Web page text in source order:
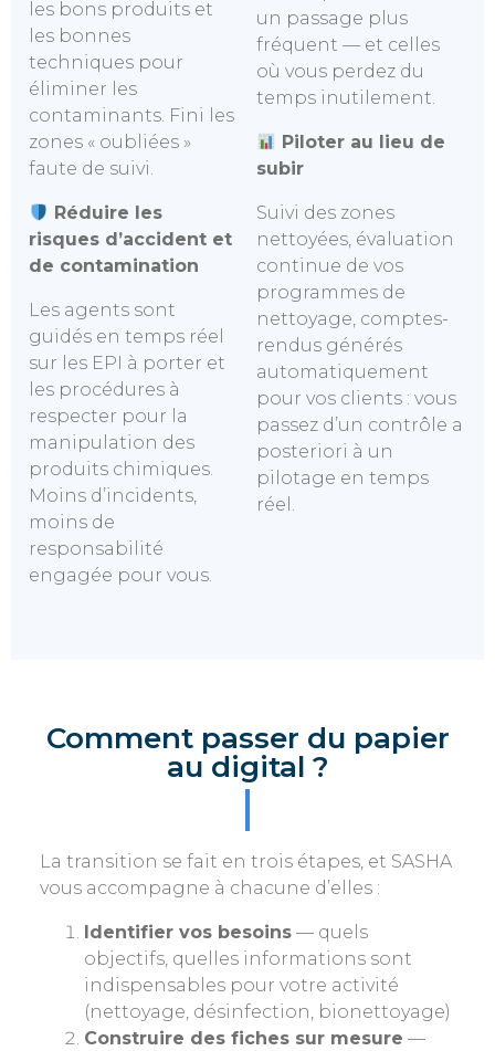
les bons produits et
les bonnes
techniques pour
éliminer les
contaminants. Fini les
zones « oubliées »
faute de suivi.
Réduire les
risques d’accident et
de contamination
Les agents sont
guidés en temps réel
sur les EPI à porter et
les procédures à
respecter pour la
manipulation des
produits chimiques.
Moins d’incidents,
moins de
responsabilité
engagée pour vous.
un passage plus
fréquent — et celles
où vous perdez du
temps inutilement.
Piloter au lieu de
subir
Suivi des zones
nettoyées, évaluation
continue de vos
programmes de
nettoyage, comptes-
rendus générés
automatiquement
pour vos clients : vous
passez d’un contrôle a
posteriori à un
pilotage en temps
réel.
Comment passer du papier
au digital ?
La transition se fait en trois étapes, et SASHA
vous accompagne à chacune d’elles :
Identifier vos besoins — quels
objectifs, quelles informations sont
indispensables pour votre activité
(nettoyage, désinfection, bionettoyage)
Construire des fiches sur mesure —